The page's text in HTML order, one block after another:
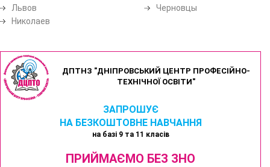
Львов
Николаев
Черновцы
ДПТНЗ "ДНІПРОВСЬКИЙ ЦЕНТР ПРОФЕСІЙНО-
ТЕХНІЧНОЇ ОСВІТИ"
ЗАПРОШУЄ
НА БЕЗКОШТОВНЕ НАВЧАННЯ
на базі 9 та 11 класів
ПРИЙМАЄМО БЕЗ ЗНО